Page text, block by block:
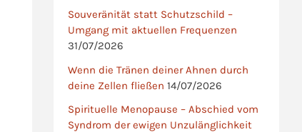
Souveränität statt Schutzschild –
Umgang mit aktuellen Frequenzen
31/07/2026
Wenn die Tränen deiner Ahnen durch
deine Zellen fließen 14/07/2026
Spirituelle Menopause – Abschied vom
Syndrom der ewigen Unzulänglichkeit